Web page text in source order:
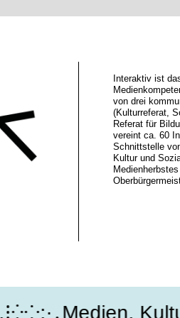
Interaktiv ist
von drei
(Kulturreferat,
Referat für
vereint ca. 60
Schnittstelle
Kultur und